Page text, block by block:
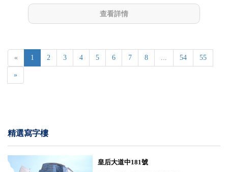
查看詳情
« 1 2 3 4 5 6 7 8 ... 54 55
»
精選寫字樓
皇后大道中181號